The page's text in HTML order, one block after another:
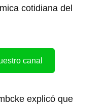
cotidiana del
canal
explicó que